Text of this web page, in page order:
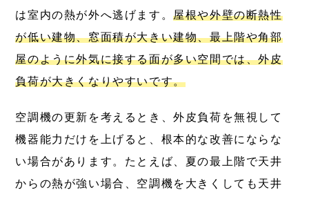
は室内の熱が外へ逃げます。屋根や外壁の断熱性
が低い建物、窓面積が大きい建物、最上階や角部
屋のように外気に接する面が多い空間では、外皮
負荷が大きくなりやすいです。
空調機の更新を考えるとき、外皮負荷を無視して
機器能力だけを上げると、根本的な改善にならな
い場合があります。たとえば、夏の最上階で天井
からの熱が強い場合、空調機を大きくしても天井